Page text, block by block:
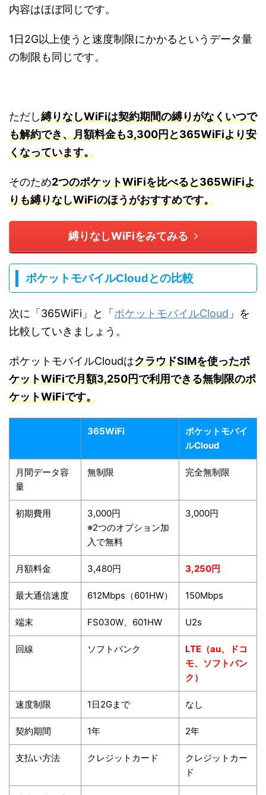
内容はほぼ同じです。
1日2G以上使うと速度制限にかかるというデータ量
の制限も同じです。
ただし縛りなしWiFiは契約期間の縛りがなくいつで
も解約でき、月額料金も3,300円と365WiFiより安
くなっています。
そのため2つのポケットWiFiを比べると365WiFiよ
りも縛りなしWiFiのほうがおすすめです。
縛りなしWiFiをみてみる
ポケットモバイルCloudとの比較
次に「365WiFi」と「 ポケットモバイルCloud 」を
比較していきましょう。
ポケットモバイルCloudはクラウドSIMを使ったポ
ケットWiFiで月額3,250円で利用できる無制限のポ
ケットWiFiです。
365WiFi
ポケットモバイ
ルCloud
月間データ容
量
無制限 完全無制限
初期費用
3,000円
※2つのオプション加
入で無料
3,000円
月額料金 3,480円 3,250円
最大通信速度 612Mbps（601HW） 150Mbps
端末 FS030W、601HW U2s
回線 ソフトバンク
LTE（au、ドコ
モ、ソフトバン
ク）
速度制限 1日2Gまで なし
契約期間 1年 2年
支払い方法 クレジットカード
クレジットカー
ド